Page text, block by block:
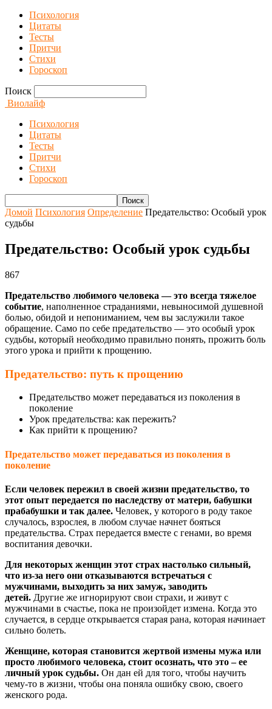
Психология
Цитаты
Тесты
Притчи
Стихи
Гороскоп
Поиск
Виолайф
Психология
Цитаты
Тесты
Притчи
Стихи
Гороскоп
Домой Психология Определение Предательство: Особый урок
судьбы
Предательство: Особый урок судьбы
867
Предательство любимого человека — это всегда тяжелое
событие, наполненное страданиями, невыносимой душевной
болью, обидой и непониманием, чем вы заслужили такое
обращение. Само по себе предательство — это особый урок
судьбы, который необходимо правильно понять, прожить боль
этого урока и прийти к прощению.
Предательство: путь к прощению
Предательство может передаваться из поколения в
поколение
Урок предательства: как пережить?
Как прийти к прощению?
Предательство может передаваться из поколения в
поколение
Если человек пережил в своей жизни предательство, то
этот опыт передается по наследству от матери, бабушки
прабабушки и так далее. Человек, у которого в роду такое
случалось, взрослея, в любом случае начнет бояться
предательства. Страх передается вместе с генами, во время
воспитания девочки.
Для некоторых женщин этот страх настолько сильный,
что из-за него они отказываются встречаться с
мужчинами, выходить за них замуж, заводить
детей. Другие же игнорируют свои страхи, и живут с
мужчинами в счастье, пока не произойдет измена. Когда это
случается, в сердце открывается старая рана, которая начинает
сильно болеть.
Женщине, которая становится жертвой измены мужа или
просто любимого человека, стоит осознать, что это – ее
личный урок судьбы. Он дан ей для того, чтобы научить
чему-то в жизни, чтобы она поняла ошибку свою, своего
женского рода.